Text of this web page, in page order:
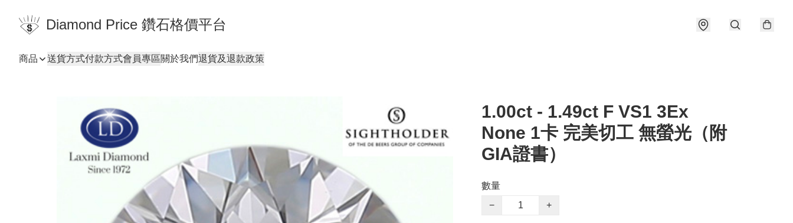
Diamond Price 鑽石格價平台
商品 送貨方式付款方式會員專區關於我們退貨及退款政策
1.00ct - 1.49ct F VS1 3Ex
None 1卡 完美切工 無螢光（附
GIA證書）
數量
−
+